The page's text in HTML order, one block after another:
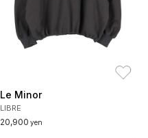
Le Minor
LIBRE
20,900 yen